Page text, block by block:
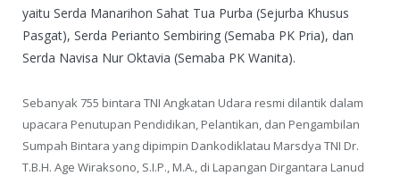
yaitu Serda Manarihon Sahat Tua Purba (Sejurba Khusus
Pasgat), Serda Perianto Sembiring (Semaba PK Pria), dan
Serda Navisa Nur Oktavia (Semaba PK Wanita).
Sebanyak 755 bintara TNI Angkatan Udara resmi dilantik dalam
upacara Penutupan Pendidikan, Pelantikan, dan Pengambilan
Sumpah Bintara yang dipimpin Dankodiklatau Marsdya TNI Dr.
T.B.H. Age Wiraksono, S.I.P., M.A., di Lapangan Dirgantara Lanud